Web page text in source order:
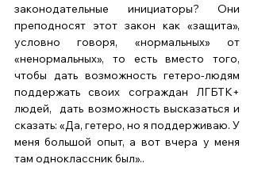
законодательные инициаторы? Они
преподносят этот закон как «защита»,
условно говоря, «нормальных» от
«ненормальных», то есть вместо того,
чтобы дать возможность гетеро-людям
поддержать своих сограждан ЛГБТК+
людей,  дать возможность высказаться и
сказать: «Да, гетеро, но я поддерживаю. У
меня большой опыт, а вот вчера у меня
там одноклассник был»..